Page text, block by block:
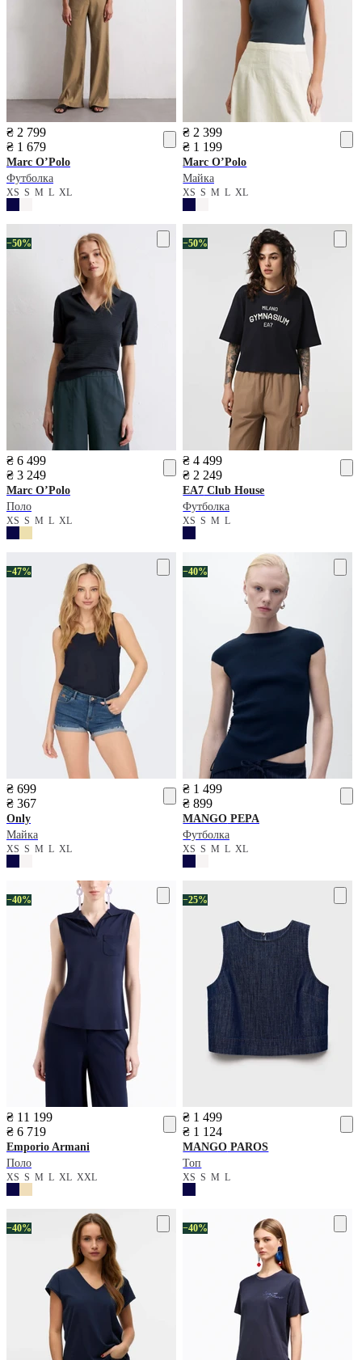
₴ 2 799
₴ 1 679
Marc O’Polo
Футболка
XS S M L XL
₴ 2 399
₴ 1 199
Marc O’Polo
Майка
XSSMLXL
−50%
₴ 6 499
₴ 3 249
Marc O’Polo
Поло
XS S M L XL
−50%
₴ 4 499
₴ 2 249
EA7 Club House
Футболка
XSSML
−47%
₴ 699
₴ 367
Only
Майка
XS S M L XL
−40%
₴ 1 499
₴ 899
MANGO PEPA
Футболка
XSSMLXL
−40%
₴ 11 199
₴ 6 719
Emporio Armani
Поло
XS S M L XL XXL
−25%
₴ 1 499
₴ 1 124
MANGO PAROS
Топ
XSSML
−40% −40%